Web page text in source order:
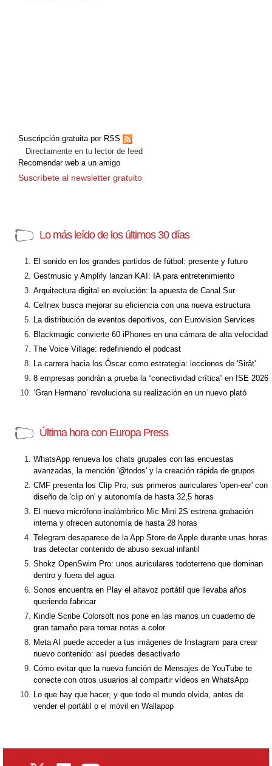
Suscripción gratuita por RSS
Directamente en tu lector de feed
Recomendar web a un amigo
Suscríbete al newsletter gratuito
Lo más leído de los últimos 30 días
El sonido en los grandes partidos de fútbol: presente y futuro
Gestmusic y Amplify lanzan KAI: IA para entretenimiento
Arquitectura digital en evolución: la apuesta de Canal Sur
Cellnex busca mejorar su eficiencia con una nueva estructura
La distribución de eventos deportivos, con Eurovision Services
Blackmagic convierte 60 iPhones en una cámara de alta velocidad
The Voice Village: redefiniendo el podcast
La carrera hacia los Óscar como estrategia: lecciones de 'Sirât'
8 empresas pondrán a prueba la “conectividad crítica” en ISE 2026
‘Gran Hermano’ revoluciona su realización en un nuevo plató
Última hora con Europa Press
WhatsApp renueva los chats grupales con las encuestas
avanzadas, la mención '@todos' y la creación rápida de grupos
CMF presenta los Clip Pro, sus primeros auriculares 'open-ear' con
diseño de 'clip on' y autonomía de hasta 32,5 horas
El nuevo micrófono inalámbrico Mic Mini 2S estrena grabación
interna y ofrecen autonomía de hasta 28 horas
Telegram desaparece de la App Store de Apple durante unas horas
tras detectar contenido de abuso sexual infantil
Shokz OpenSwim Pro: unos auriculares todoterreno que dominan
dentro y fuera del agua
Sonos encuentra en Play el altavoz portátil que llevaba años
queriendo fabricar
Kindle Scribe Colorsoft nos pone en las manos un cuaderno de
gran tamaño para tomar notas a color
Meta AI puede acceder a tus imágenes de Instagram para crear
nuevo contenido: así puedes desactivarlo
Cómo evitar que la nueva función de Mensajes de YouTube te
conecte con otros usuarios al compartir vídeos en WhatsApp
Lo que hay que hacer, y que todo el mundo olvida, antes de
vender el portátil o el móvil en Wallapop